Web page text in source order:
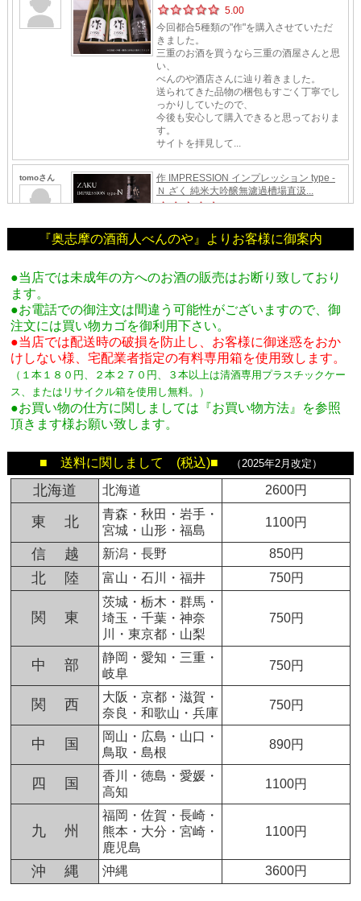
『奥志摩の酒商人べんのや』よりお客様に御案内
●当店では未成年の方へのお酒の販売はお断り致しており
ます。
●お電話での御注文は間違う可能性がございますので、御
注文には買い物カゴを御利用下さい。
●当店では配送時の破損を防止し、お客様に御迷惑をおか
けしない様、宅配業者指定の有料専用箱を使用致します。
（１本１８０円、２本２７０円、３本以上は清酒専用プラスチックケー
ス、またはリサイクル箱を使用し無料。
）
●お買い物の仕方に関しましては『お買い物方法』を参照
頂きます様お願い致します。
■ 送料に関しまして (税込)■ （2025年2月改定）
北海道 北海道 2600円
東 北
青森・秋田・岩手・
宮城・山形・福島
1100円
信 越 新潟・長野 850円
北 陸 富山・石川・福井 750円
関 東
茨城・栃木・群馬・
埼玉・千葉・神奈
川・東京都・山梨
750円
中 部
静岡・愛知・三重・
岐阜
750円
関 西
大阪・京都・滋賀・
奈良・和歌山・兵庫
750円
中 国
岡山・広島・山口・
鳥取・島根
890円
四 国
香川・徳島・愛媛・
高知
1100円
九 州
福岡・佐賀・長崎・
熊本・大分・宮崎・
鹿児島
1100円
沖 縄 沖縄 3600円